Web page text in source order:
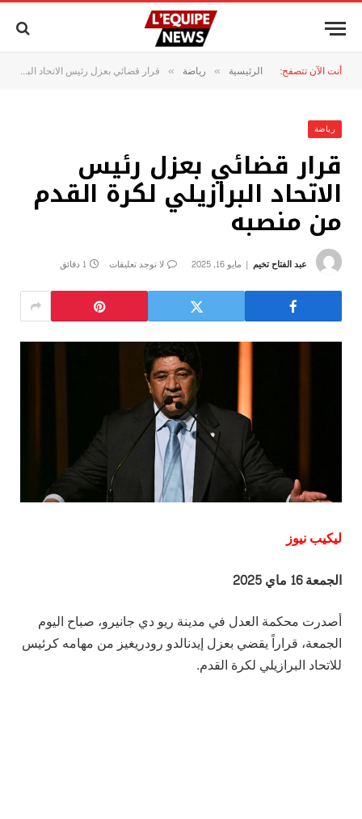
أنت الآن تتصفح: الرئيسية » رياضة » قرار قضائي بعزل رئيس الاتحاد البرازيلي لكرة القدم من منصبه
رياضة
قرار قضائي بعزل رئيس
الاتحاد البرازيلي لكرة القدم
من منصبه
عبد الفتاح تخيم مايو 16, 2025 لا توجد تعليقات 1 دقائق
ليكيب نيوز
الجمعة 16 ماي 2025
أصدرت محكمة العدل في مدينة ريو دي جانيرو، صباح اليوم
الجمعة، قراراً يقضي بعزل إيدنالدو رودريغيز من مهامه كرئيس
للاتحاد البرازيلي لكرة القدم.